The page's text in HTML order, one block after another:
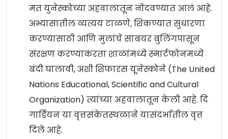
मत युनेस्कोच्या अहवालातून नोंदवण्यात आलं आहे.
अभ्यासातील व्यत्यय टाळणे, शिकण्यात सुधारणा
करण्यासाठी आणि मुलांचे साबयर बुलिंगपासून
संरक्षण करण्याकरता शाळांमध्ये स्मार्टफोनमध्ये
बंदी घालावी, अशी शिफारस यूनेस्कोने (The United
Nations Educational, Scientific and Cultural
Organization) त्यांच्या अहवालातून केली आहे. दि
गार्डियन या वृत्तसंकेतस्थळाने यासंदर्भातील वृत्त
दिले आहे.